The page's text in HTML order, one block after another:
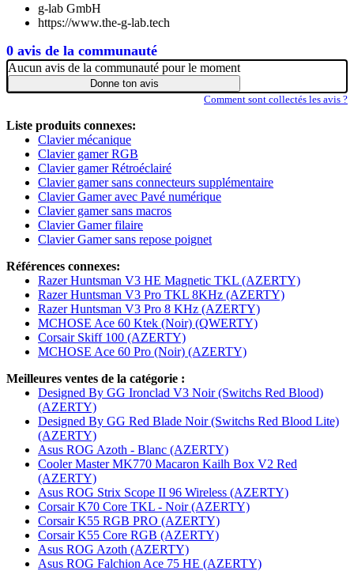
0 avis de la communauté
g-lab GmbH
https://www.the-g-lab.tech
Aucun avis de la communauté pour le moment
Donne ton avis
Comment sont collectés les avis ?
Liste produits connexes:
Clavier mécanique
Clavier gamer RGB
Clavier gamer Rétroéclairé
Clavier gamer sans connecteurs supplémentaire
Clavier Gamer avec Pavé numérique
Clavier gamer sans macros
Clavier Gamer filaire
Clavier Gamer sans repose poignet
Références connexes:
Razer Huntsman V3 HE Magnetic TKL (AZERTY)
Razer Huntsman V3 Pro TKL 8KHz (AZERTY)
Razer Huntsman V3 Pro 8 KHz (AZERTY)
MCHOSE Ace 60 Ktek (Noir) (QWERTY)
Corsair Skiff 100 (AZERTY)
MCHOSE Ace 60 Pro (Noir) (AZERTY)
Meilleures ventes de la catégorie :
Designed By GG Ironclad V3 Noir (Switchs Red Blood)
(AZERTY)
Designed By GG Red Blade Noir (Switchs Red Blood Lite)
(AZERTY)
Asus ROG Azoth - Blanc (AZERTY)
Cooler Master MK770 Macaron Kailh Box V2 Red
(AZERTY)
Asus ROG Strix Scope II 96 Wireless (AZERTY)
Corsair K70 Core TKL - Noir (AZERTY)
Corsair K55 RGB PRO (AZERTY)
Corsair K55 Core RGB (AZERTY)
Asus ROG Azoth (AZERTY)
Asus ROG Falchion Ace 75 HE (AZERTY)